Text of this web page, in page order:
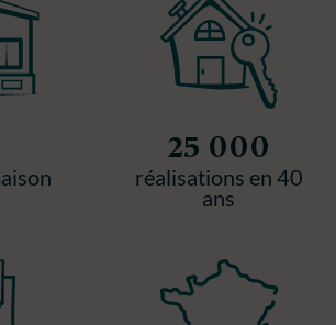
25 000
réalisations en 40
ans